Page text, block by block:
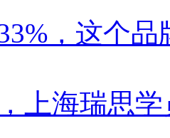
，这个
上海瑞思